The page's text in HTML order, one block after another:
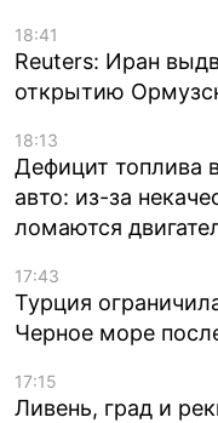
18:41
Reuters: Иран
открытию
18:13
Дефицит топлива
авто: из-за
ломаются
17:43
Турция
Черное море
17:15
Ливень, град и